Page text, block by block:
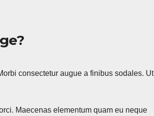
consectetur augue a finibus sodales. Ut
Maecenas elementum quam eu neque